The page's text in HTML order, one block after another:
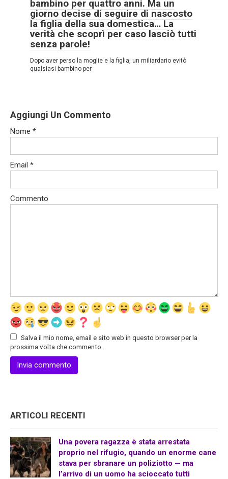
bambino per quattro anni. Ma un
giorno decise di seguire di nascosto
la figlia della sua domestica… La
verità che scoprì per caso lasciò tutti
senza parole!
Dopo aver perso la moglie e la figlia, un miliardario evitò
qualsiasi bambino per
Aggiungi Un Commento
Nome *
Email *
Commento
Salva il mio nome, email e sito web in questo browser per la
prossima volta che commento.
ARTICOLI RECENTI
Una povera ragazza è stata arrestata
proprio nel rifugio, quando un enorme cane
stava per sbranare un poliziotto — ma
l’arrivo di un uomo ha scioccato tutti